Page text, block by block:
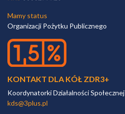
Mamy status
Organizacji Pożytku Publicznego
KONTAKT DLA KÓŁ ZDR3+
Koordynatorki Działalności Społecznej
kds@3plus.pl